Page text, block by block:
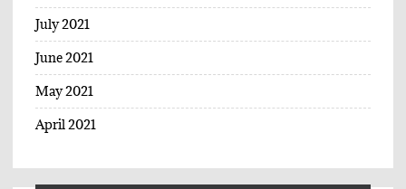
July 2021
June 2021
May 2021
April 2021